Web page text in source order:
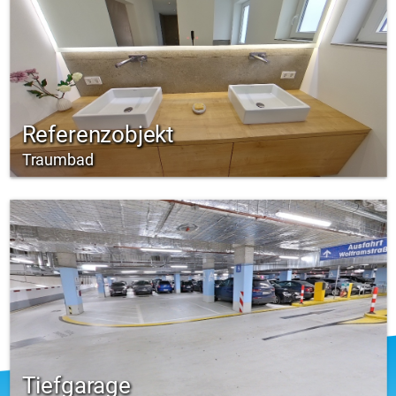
Referenzobjekt
Traumbad
Tiefgarage